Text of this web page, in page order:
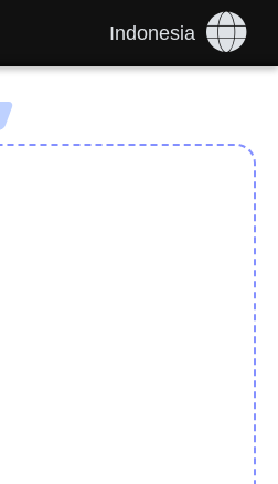
Indonesia